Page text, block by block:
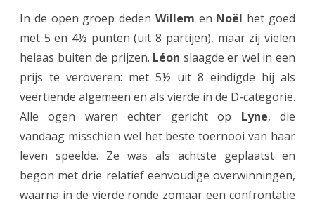
e
n
g
o
e
p
In de open groep deden Willem en Noël het goed
met 5 en 4½ punten (uit 8 partijen), maar zij vielen
helaas buiten de prijzen. Léon slaagde er wel in een
prijs te veroveren: met 5½ uit 8 eindigde hij als
veertiende algemeen en als vierde in de D-categorie.
Alle ogen waren echter gericht op Lyne, die
vandaag misschien wel het beste toernooi van haar
leven speelde. Ze was als achtste geplaatst en
begon met drie relatief eenvoudige overwinningen,
waarna in de vierde ronde zomaar een confrontatie